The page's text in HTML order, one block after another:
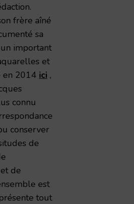
frère aîné
sa
important
et
en 2014 ici ,
connu
conserver
de
de
est
tout